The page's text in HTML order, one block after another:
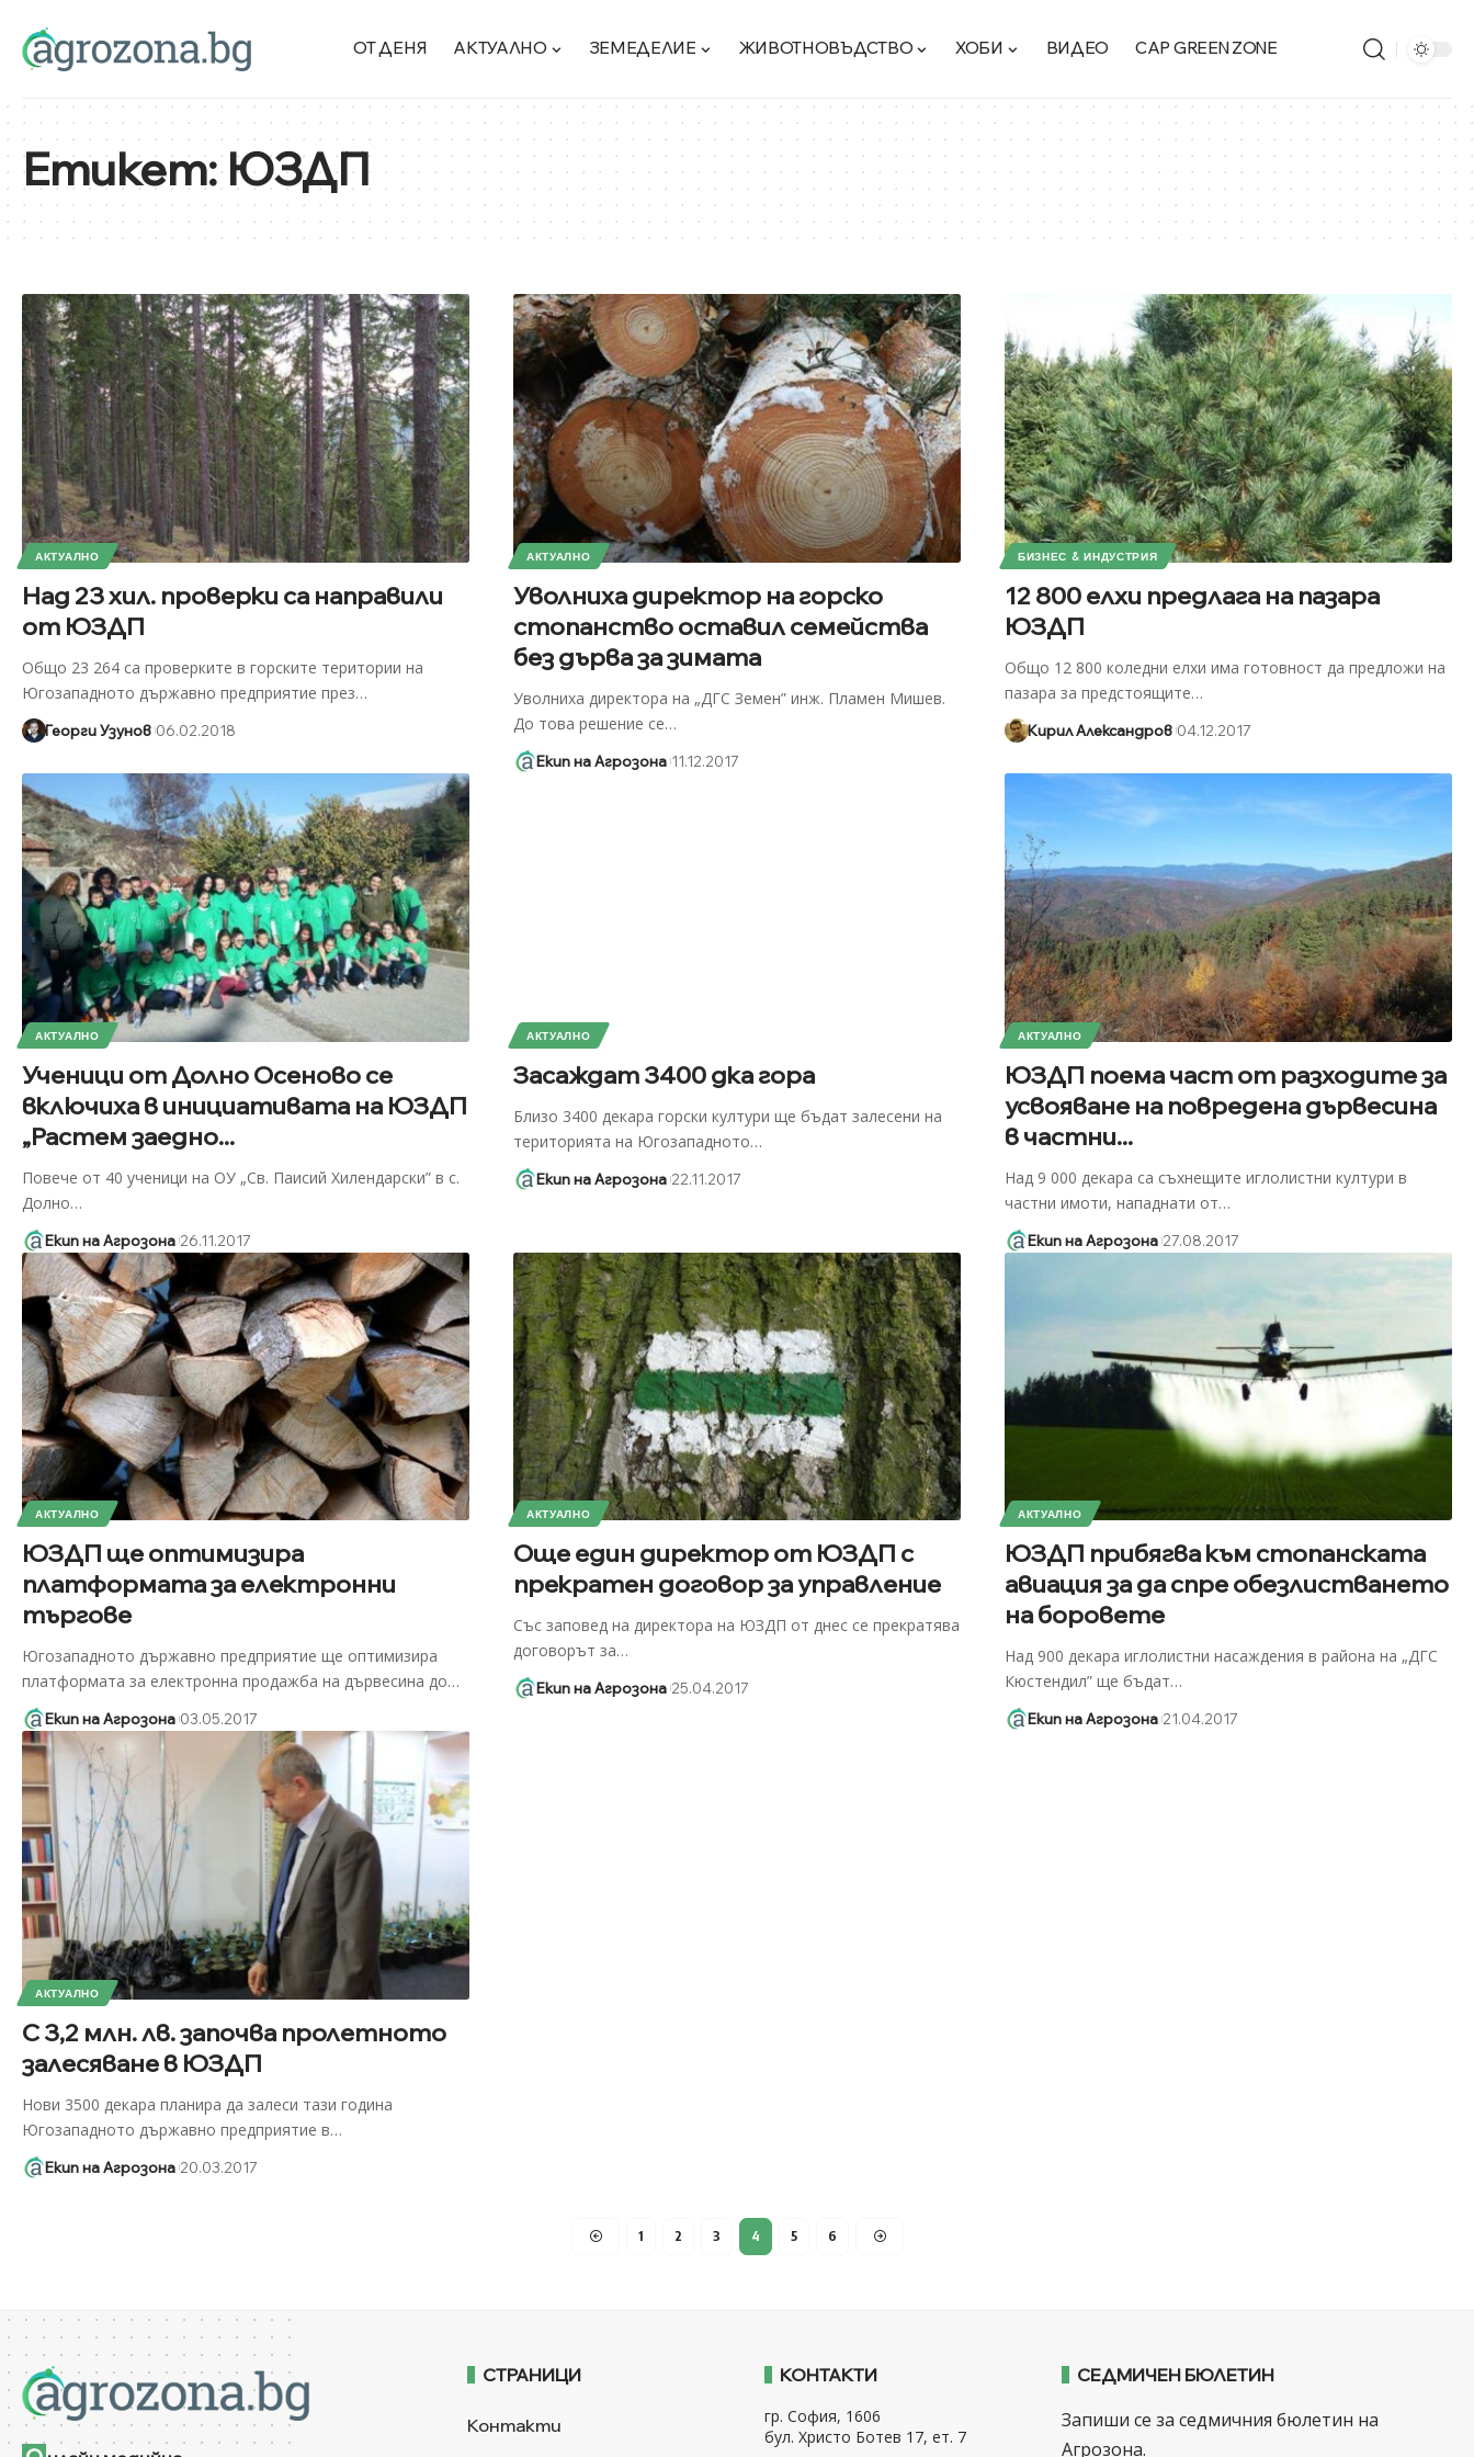
ОТ ДЕНЯ АКТУАЛНО ЗЕМЕДЕЛИЕ ЖИВОТНОВЪДСТВО ХОБИ ВИДЕО CAP GREEN ZONE
Етикет:ЮЗДП
АКТУАЛНО
Над 23 хил. проверки са направили
от ЮЗДП
Общо 23 264 са проверките в горските територии на
Югозападното държавно предприятие през…
Георги Узунов 06.02.2018
АКТУАЛНО
Уволниха директор на горско
стопанство оставил семейства
без дърва за зимата
Уволниха директора на „ДГС Земен” инж. Пламен Мишев.
До това решение се…
Екип на Агрозона 11.12.2017
БИЗНЕС & ИНДУСТРИЯ
12 800 елхи предлага на пазара
ЮЗДП
Общо 12 800 коледни елхи има готовност да предложи на
пазара за предстоящите…
Кирил Александров 04.12.2017
АКТУАЛНО
Ученици от Долно Осеново се
включиха в инициативата на ЮЗДП
„Растем заедно...
Повече от 40 ученици на ОУ „Св. Паисий Хилендарски” в с.
Долно…
Екип на Агрозона 26.11.2017
АКТУАЛНО
Засаждат 3400 дка гора
Близо 3400 декара горски култури ще бъдат залесени на
територията на Югозападното…
Екип на Агрозона 22.11.2017
АКТУАЛНО
ЮЗДП поема част от разходите за
усвояване на повредена дървесина
в частни...
Над 9 000 декара са съхнещите иглолистни култури в
частни имоти, нападнати от…
Екип на Агрозона 27.08.2017
АКТУАЛНО
ЮЗДП ще оптимизира
платформата за електронни
търгове
Югозападното държавно предприятие ще оптимизира
платформата за електронна продажба на дървесина до…
Екип на Агрозона 03.05.2017
АКТУАЛНО
Още един директор от ЮЗДП с
прекратен договор за управление
Със заповед на директора на ЮЗДП от днес се прекратява
договорът за…
Екип на Агрозона 25.04.2017
АКТУАЛНО
ЮЗДП прибягва към стопанската
авиация за да спре обезлистването
на боровете
Над 900 декара иглолистни насаждения в района на „ДГС
Кюстендил” ще бъдат…
Екип на Агрозона 21.04.2017
АКТУАЛНО
С 3,2 млн. лв. започва пролетното
залесяване в ЮЗДП
Нови 3500 декара планира да залеси тази година
Югозападното държавно предприятие в…
Екип на Агрозона 20.03.2017
1 2 3 4 5 6
СТРАНИЦИ
Контакти
КОНТАКТИ
гр. София, 1606
бул. Христо Ботев 17, ет. 7
СЕДМИЧЕН БЮЛЕТИН
Запиши се за седмичния бюлетин на
Агрозона.